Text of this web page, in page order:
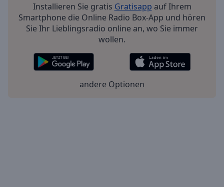
Installieren Sie gratis Gratisapp auf Ihrem
Smartphone die Online Radio Box-App und hören
Sie Ihr Lieblingsradio online an, wo Sie immer
wollen.
andere Optionen